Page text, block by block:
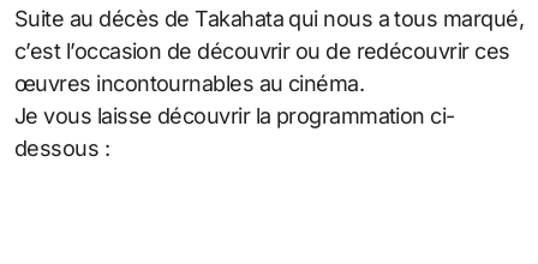
Suite au décès de Takahata qui nous a tous marqué,
c’est l’occasion de découvrir ou de redécouvrir ces
œuvres incontournables au cinéma.
Je vous laisse découvrir la programmation ci-
dessous :